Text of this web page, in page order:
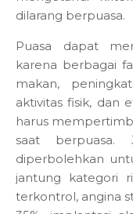
dilarang berpuasa.
Puasa dapat
karena berbagai
makan,
aktivitas fisik, dan
harus
saat berpuasa.
diperbolehkan
jantung kategori
terkontrol, angina